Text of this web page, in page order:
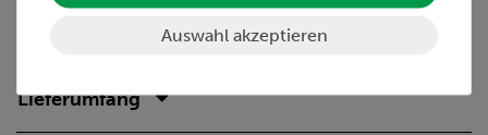
Lieferumfang
Auswahl akzeptieren